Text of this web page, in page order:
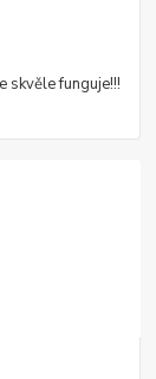
skvěle funguje!!!